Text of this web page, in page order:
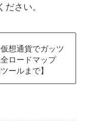
さい。
想通貨でガッツ
ロードマップ
ールまで】